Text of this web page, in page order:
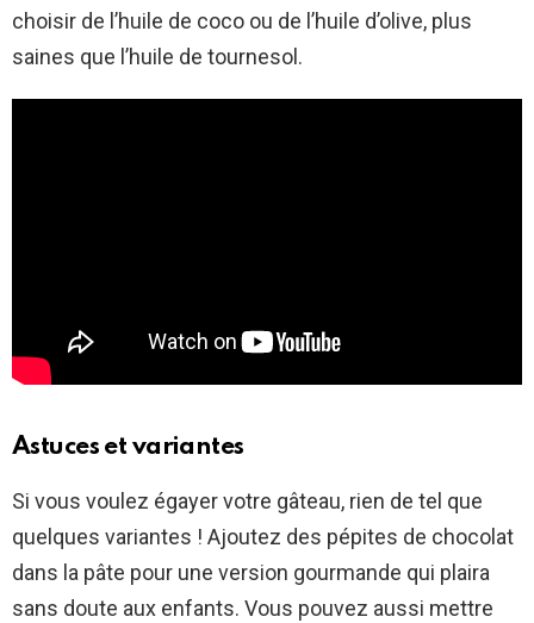
choisir de l’huile de coco ou de l’huile d’olive, plus
saines que l’huile de tournesol.
Astuces et variantes
Si vous voulez égayer votre gâteau, rien de tel que
quelques variantes ! Ajoutez des pépites de chocolat
dans la pâte pour une version gourmande qui plaira
sans doute aux enfants. Vous pouvez aussi mettre